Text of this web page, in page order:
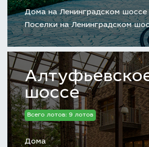
Дома на Ленинградском шоссе
Поселки на Ленинградском
шоссе
Всего лотов: 9 лотов
Дома